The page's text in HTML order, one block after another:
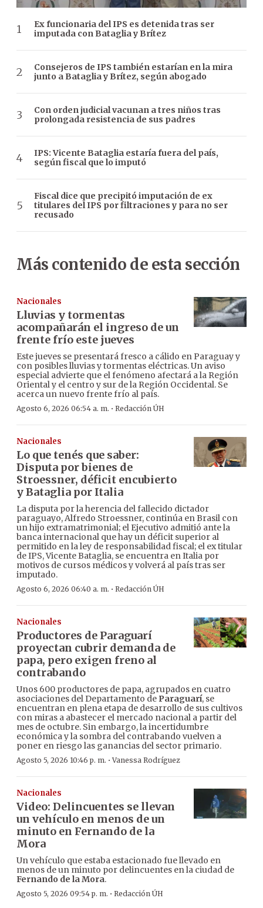
Ex funcionaria del IPS es detenida tras ser
imputada con Bataglia y Brítez
Consejeros de IPS también estarían en la mira
junto a Bataglia y Brítez, según abogado
Con orden judicial vacunan a tres niños tras
prolongada resistencia de sus padres
IPS: Vicente Bataglia estaría fuera del país,
según fiscal que lo imputó
Fiscal dice que precipitó imputación de ex
titulares del IPS por filtraciones y para no ser
recusado
Más contenido de esta sección
Nacionales
Lluvias y tormentas
acompañarán el ingreso de un
frente frío este jueves
Este jueves se presentará fresco a cálido en Paraguay y
con posibles lluvias y tormentas eléctricas. Un aviso
especial advierte que el fenómeno afectará a la Región
Oriental y el centro y sur de la Región Occidental. Se
acerca un nuevo frente frío al país.
Agosto 6, 2026 06:54 a. m. · Redacción ÚH
Nacionales
Lo que tenés que saber:
Disputa por bienes de
Stroessner, déficit encubierto
y Bataglia por Italia
La disputa por la herencia del fallecido dictador
paraguayo, Alfredo Stroessner, continúa en Brasil con
un hijo extramatrimonial; el Ejecutivo admitió ante la
banca internacional que hay un déficit superior al
permitido en la ley de responsabilidad fiscal; el ex titular
de IPS, Vicente Bataglia, se encuentra en Italia por
motivos de cursos médicos y volverá al país tras ser
imputado.
Agosto 6, 2026 06:40 a. m. · Redacción ÚH
Nacionales
Productores de Paraguarí
proyectan cubrir demanda de
papa, pero exigen freno al
contrabando
Unos 600 productores de papa, agrupados en cuatro
asociaciones del Departamento de Paraguarí, se
encuentran en plena etapa de desarrollo de sus cultivos
con miras a abastecer el mercado nacional a partir del
mes de octubre. Sin embargo, la incertidumbre
económica y la sombra del contrabando vuelven a
poner en riesgo las ganancias del sector primario.
Agosto 5, 2026 10:46 p. m. ·Vanessa Rodríguez
Nacionales
Video: Delincuentes se llevan
un vehículo en menos de un
minuto en Fernando de la
Mora
Un vehículo que estaba estacionado fue llevado en
menos de un minuto por delincuentes en la ciudad de
Fernando de la Mora.
Agosto 5, 2026 09:54 p. m. · Redacción ÚH